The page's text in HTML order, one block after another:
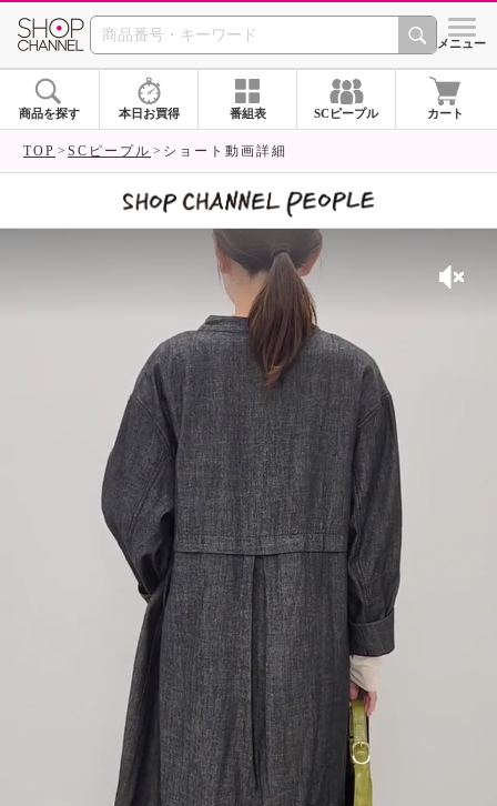
SHOP CHANNEL シメニュー
商品を探す 本日お買得 番組表 SCピープル カート
TOP SCピープル ショート動画詳細